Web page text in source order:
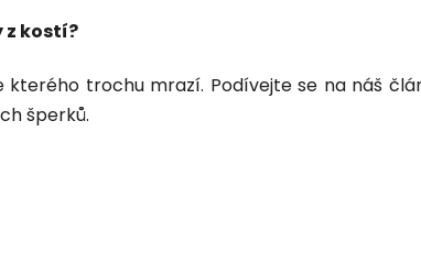
z kostí?
kterého trochu mrazí. Podívejte se na náš
šperků.